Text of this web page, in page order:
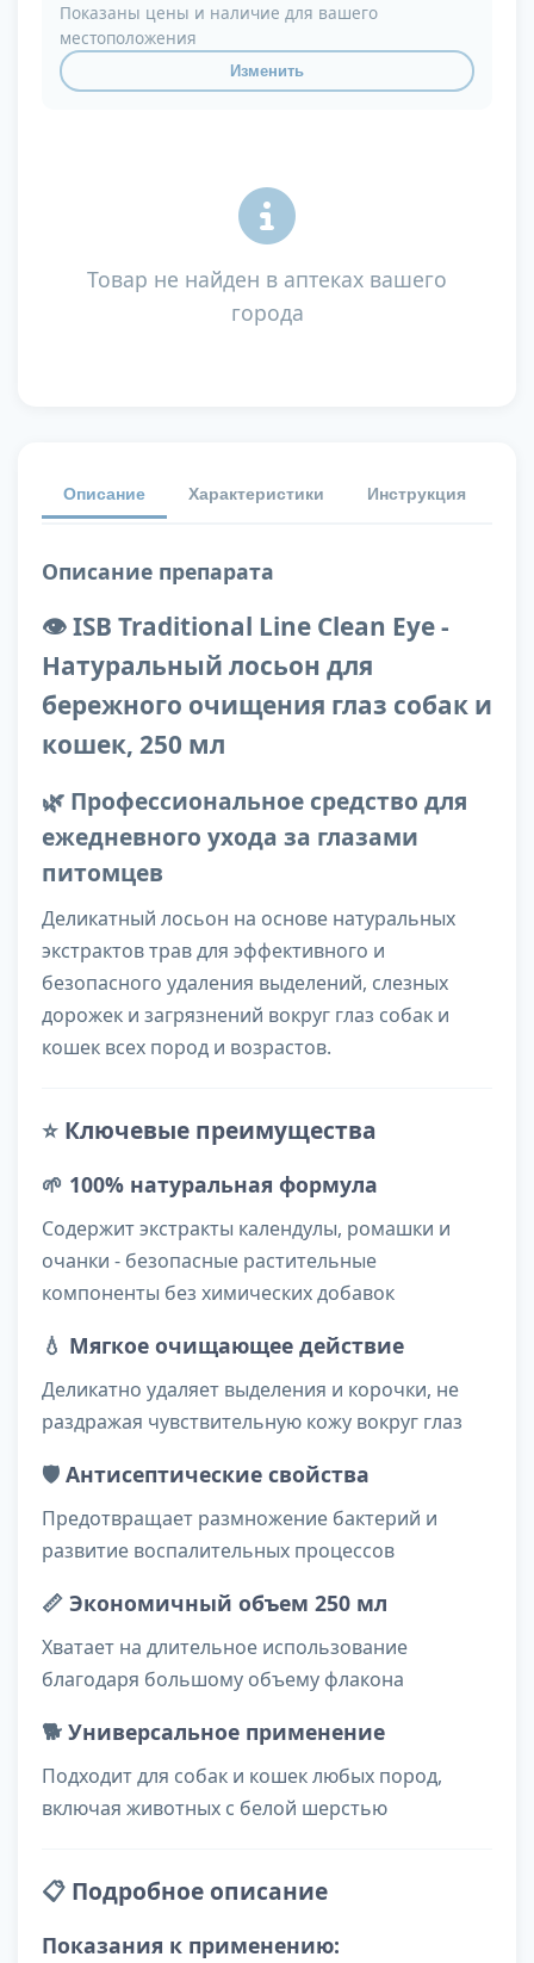
Показаны цены и наличие для вашего
местоположения
Изменить
Товар не найден в аптеках вашего
города
Описание Характеристики Инструкция
Описание препарата
👁️ ISB Traditional Line Clean Eye -
Натуральный лосьон для
бережного очищения глаз собак и
кошек, 250 мл
🌿 Профессиональное средство для
ежедневного ухода за глазами
питомцев
Деликатный лосьон на основе натуральных
экстрактов трав для эффективного и
безопасного удаления выделений, слезных
дорожек и загрязнений вокруг глаз собак и
кошек всех пород и возрастов.
⭐ Ключевые преимущества
🌱 100% натуральная формула
Содержит экстракты календулы, ромашки и
очанки - безопасные растительные
компоненты без химических добавок
💧 Мягкое очищающее действие
Деликатно удаляет выделения и корочки, не
раздражая чувствительную кожу вокруг глаз
🛡️ Антисептические свойства
Предотвращает размножение бактерий и
развитие воспалительных процессов
📏 Экономичный объем 250 мл
Хватает на длительное использование
благодаря большому объему флакона
🐕 Универсальное применение
Подходит для собак и кошек любых пород,
включая животных с белой шерстью
📋 Подробное описание
Показания к применению: